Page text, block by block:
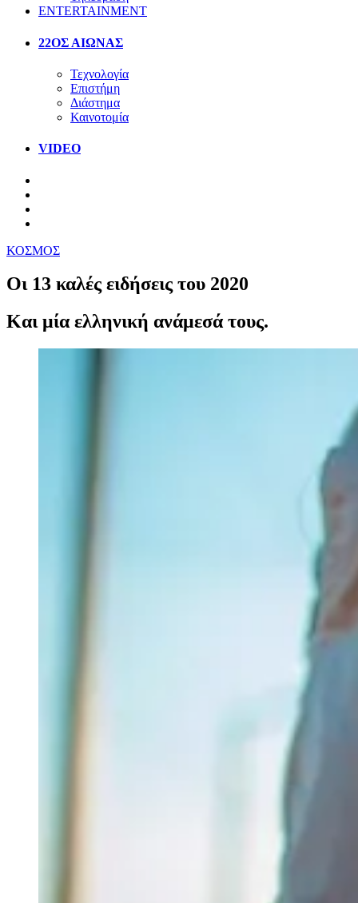
ENTERTAINMENT
22ΟΣ ΑΙΩΝΑΣ
Τεχνολογία
Επιστήμη
Διάστημα
Καινοτομία
VIDEO
ΚΟΣΜΟΣ
Οι 13 καλές ειδήσεις του 2020
Και μία ελληνική ανάμεσά τους.